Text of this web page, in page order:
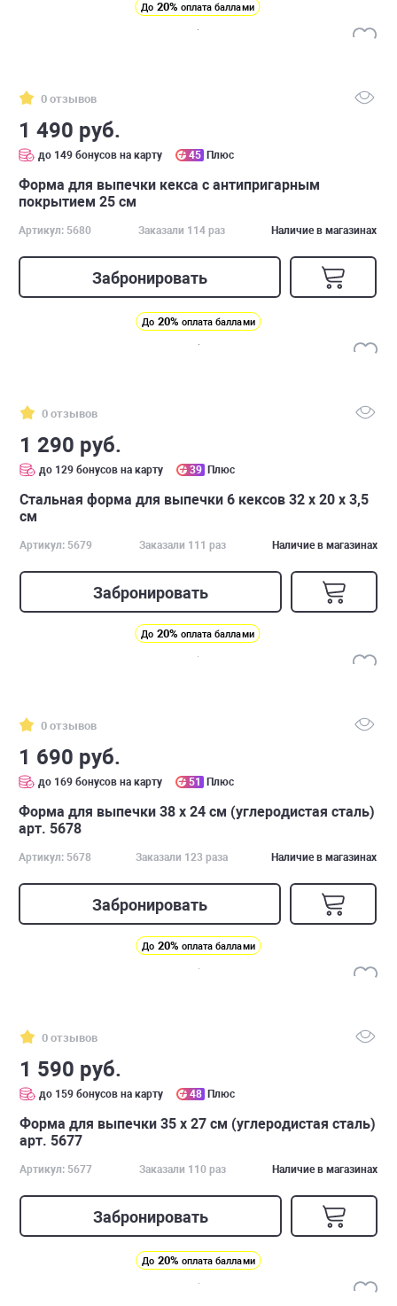
До 20% оплата баллами
0 отзывов
1 490 руб.
до 149 бонусов на карту 45 Плюс
Форма для выпечки кекса с антипригарным
покрытием 25 см
Артикул: 5680 Заказали 114 раз Наличие в магазинах
Забронировать
До 20% оплата баллами
0 отзывов
1 290 руб.
до 129 бонусов на карту 39 Плюс
Стальная форма для выпечки 6 кексов 32 x 20 x 3,5
см
Артикул: 5679 Заказали 111 раз Наличие в магазинах
Забронировать
До 20% оплата баллами
0 отзывов
1 690 руб.
до 169 бонусов на карту 51 Плюс
Форма для выпечки 38 х 24 см (углеродистая сталь)
арт. 5678
Артикул: 5678 Заказали 123 раза Наличие в магазинах
Забронировать
До 20% оплата баллами
0 отзывов
1 590 руб.
до 159 бонусов на карту 48 Плюс
Форма для выпечки 35 х 27 см (углеродистая сталь)
арт. 5677
Артикул: 5677 Заказали 110 раз Наличие в магазинах
Забронировать
До 20% оплата баллами